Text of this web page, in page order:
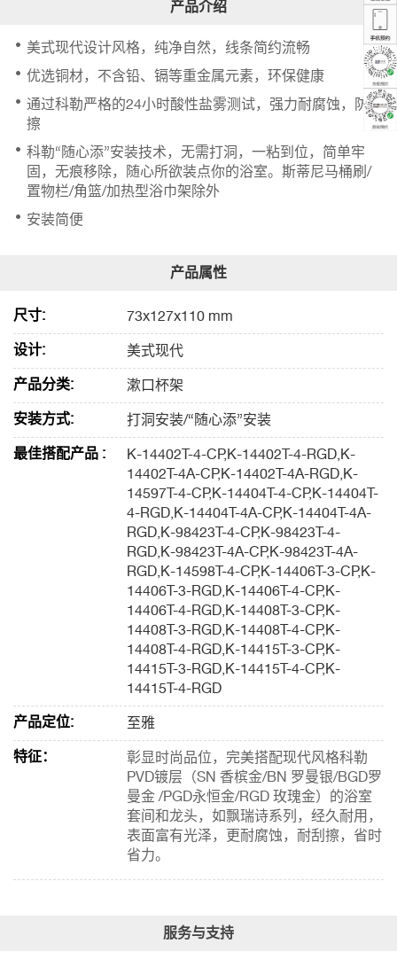
美式现代设计风格，纯净自然，线条简约流畅
优选铜材，不含铅、镉等重金属元素，环保健康
通过科勒严格的24小时酸性盐雾测试，强力耐腐蚀，防刮
擦
科勒“随心添”安装技术，无需打洞，一粘到位，简单牢
固，无痕移除，随心所欲装点你的浴室。斯蒂尼马桶刷/
置物栏/角篮/加热型浴巾架除外
安装简便
尺寸:
73x127x110 mm
设计:
美式现代
产品分类:
漱口杯架
安装方式:
打洞安装/“随心添”安装
最佳搭配产品 :
K-14402T-4-CP,K-14402T-4-RGD,K-
14402T-4A-CP,K-14402T-4A-RGD,K-
14597T-4-CP,K-14404T-4-CP,K-14404T-
4-RGD,K-14404T-4A-CP,K-14404T-4A-
RGD,K-98423T-4-CP,K-98423T-4-
RGD,K-98423T-4A-CP,K-98423T-4A-
RGD,K-14598T-4-CP,K-14406T-3-CP,K-
14406T-3-RGD,K-14406T-4-CP,K-
14406T-4-RGD,K-14408T-3-CP,K-
14408T-3-RGD,K-14408T-4-CP,K-
14408T-4-RGD,K-14415T-3-CP,K-
14415T-3-RGD,K-14415T-4-CP,K-
14415T-4-RGD
产品定位:
至雅
特征：
彰显时尚品位，完美搭配现代风格科勒
PVD镀层（SN 香槟金/BN 罗曼银/BGD罗
曼金 /PGD永恒金/RGD 玫瑰金）的浴室
套间和龙头，如飘瑞诗系列，经久耐用，
表面富有光泽，更耐腐蚀，耐刮擦，省时
省力。
服务与支持